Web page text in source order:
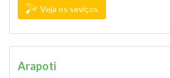
Veja os seviços
Arapoti